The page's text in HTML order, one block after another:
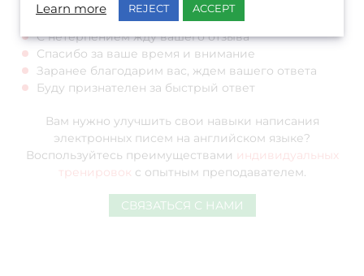
С нетерпением жду вашего ответа
С нетерпением жду вашего отзыва
Спасибо за ваше время и внимание
Заранее благодарим вас, ждем вашего ответа
Буду признателен за быстрый ответ
Вам нужно улучшить свои навыки написания
электронных писем на английском языке?
Воспользуйтесь преимуществами индивидуальных
тренировок с опытным преподавателем.
СВЯЗАТЬСЯ С НАМИ
Learn more REJECT ACCEPT